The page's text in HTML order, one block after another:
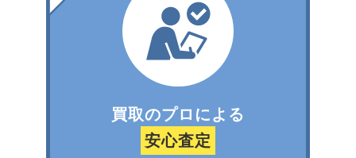
買取のプロによる
安心査定